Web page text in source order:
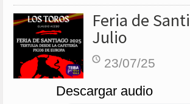
Feria de
Julio
23/07/25
Descargar audio